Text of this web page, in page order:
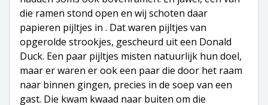
die ramen stond open en wij schoten daar
papieren pijltjes in . Dat waren pijltjes van
opgerolde strookjes, gescheurd uit een Donald
Duck. Een paar pijltjes misten natuurlijk hun doel,
maar er waren er ook een paar die door het raam
naar binnen gingen, precies in de soep van een
gast. Die kwam kwaad naar buiten om die